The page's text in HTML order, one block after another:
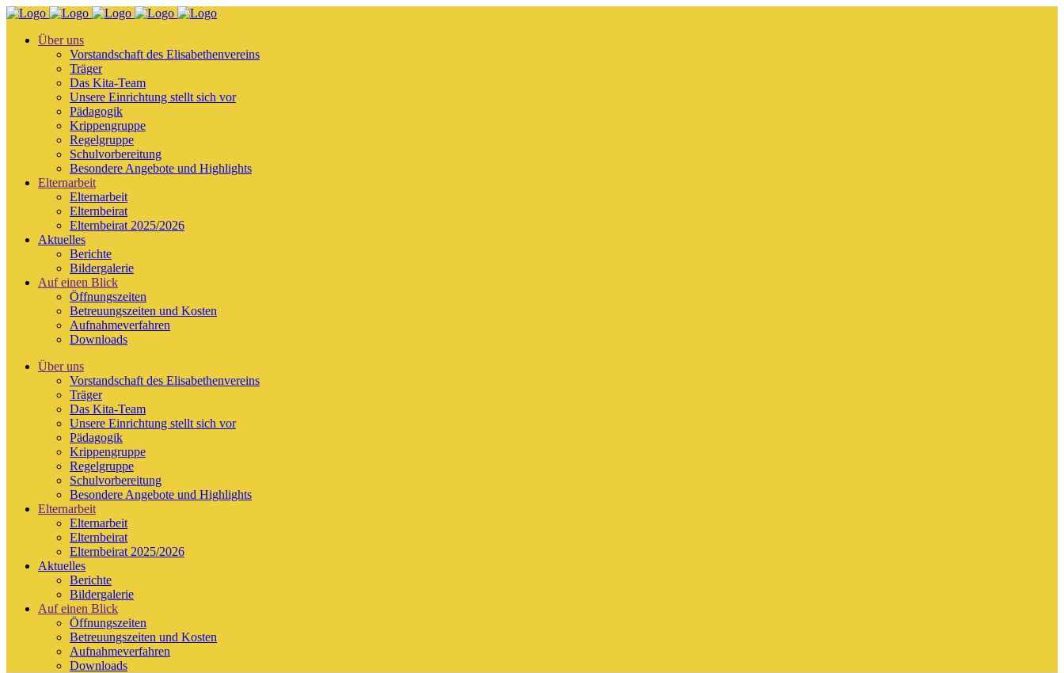
Über uns
Vorstandschaft des Elisabethenvereins
Träger
Das Kita-Team
Unsere Einrichtung stellt sich vor
Pädagogik
Krippengruppe
Regelgruppe
Schulvorbereitung
Besondere Angebote und Highlights
Elternarbeit
Elternarbeit
Elternbeirat
Elternbeirat 2025/2026
Aktuelles
Berichte
Bildergalerie
Auf einen Blick
Öffnungszeiten
Betreuungszeiten und Kosten
Aufnahmeverfahren
Downloads
Über uns
Vorstandschaft des Elisabethenvereins
Träger
Das Kita-Team
Unsere Einrichtung stellt sich vor
Pädagogik
Krippengruppe
Regelgruppe
Schulvorbereitung
Besondere Angebote und Highlights
Elternarbeit
Elternarbeit
Elternbeirat
Elternbeirat 2025/2026
Aktuelles
Berichte
Bildergalerie
Auf einen Blick
Öffnungszeiten
Betreuungszeiten und Kosten
Aufnahmeverfahren
Downloads